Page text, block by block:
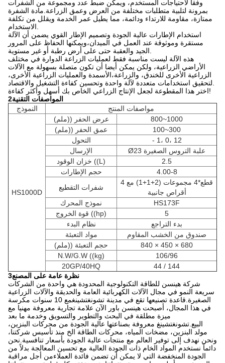
وفقا لاحتياجات المستخدم، ويمكن ضبط عدد ومجموعة من الشفرات
بمرونة لتلبية متطلبات مختلفة من العرض وعمق الزراعة.مادة الشفرة
ممتازة، مقاومة للارتداء ودائمة، مما يطيل عمر الخدمة ويقلل من تكلفة
استخدام الإطارات عالية الجودة وتصميم الإطار القوي يضمن أن الآلة
مستقرة وموثوقة عند العمل في الميدان،ويمكنها الحفاظ على المرور
هذه الآلة ليست مناسبة فقط لعمليات الزراعة الدوارة في مختلف
الأراضي الزراعية، ولكن يمكن أيضا أن تكون متصلة بسهولة مع الآلات
الزراعية الأخرى للخندق، والزراعة،الأسمدة والعمليات الزراعية الأخرى،
اختر هذا المقطوعة لجعل الإنتاج الزراعي الخاص بك أسهل وأكثر كفاءة!
2المواصفات التقنية
النموذج
مواصفات المنتج
HS1000D
عرض الحفر ((ملم)
800~1000
عمق الحفر ((ملم)
100~300
التحول
- 1، 0، 12
الإرسال
Ø23 علبة التروس الصغيرة
خزان الوقود ((L)
2.5
حجم الإطارات
4.00-8
شفرات التقطيع
4 قطع*4 مجموعات (2+1+1) مع
أقراص جانبية
نموذج المحرك
HS173F
قوة الخروج ((hp)
5
نظام البدء
بدء التراجع
مواد التعبئة
صندوق من الخشب المقاوم
حجم التعبئة ((ملم)
840 × 450 × 680
N.W/G.W ((kg)
106/96
20GP/40HQ
44 / 144
3نظرة عامة على المصنع
شركة هينسن للطاقة التكنولوجية المحدودة هي واحدة من الشركات
سريعة النمو في مجال الآلات الكهربائية العامة والحديقة والآلات الزراعية
الصغيرة.قاعدة تصنيعها تقع في مدينة تشونغتشينغمع 10 سنوات مكرسة
في هذا المجال، أصبحت هينسن باور الآن علامة تجارية معروفة مهنيا مع
ميزة مطلقة في البحث والتطوير والتسويق وخدمة ما بعد
البيع.تشونغتشينغ معروفة بصناعتها عالية الجودة من محركات البنزين،
مولد البنزين، مضخات المياه، محركات الطاقة الخ منذ تأسيس شركتنا،
ونحن نهدف إلى توفير العالم مع منتجات عالية الجودة بأسعار تنافسية.نحن
دائماً نستخدم المواد الخام ذات الجودة العالية مع تحسين المعالجة بدلاً من
الجودة المنخفضة التي لا يمكن أن تضمن فائدة العملاءمن أجل مراقبة